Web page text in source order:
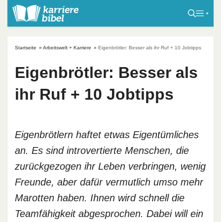
Startseite » Arbeitswelt + Karriere » Eigenbrötler: Besser als ihr Ruf + 10 Jobtipps
Eigenbrötler: Besser als
ihr Ruf + 10 Jobtipps
Eigenbrötlern haftet etwas Eigentümliches
an. Es sind introvertierte Menschen, die
zurückgezogen ihr Leben verbringen, wenig
Freunde, aber dafür vermutlich umso mehr
Marotten haben. Ihnen wird schnell die
Teamfähigkeit abgesprochen. Dabei will ein